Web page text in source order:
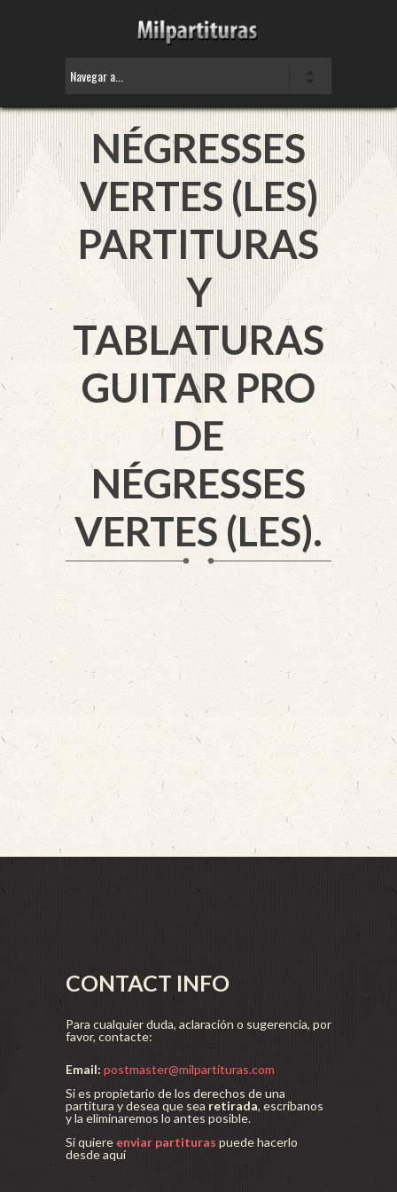
NÉGRESSES
VERTES (LES)
PARTITURAS
Y
TABLATURAS
GUITAR PRO
DE
NÉGRESSES
VERTES (LES).
CONTACT INFO
Para cualquier duda, aclaración o sugerencia, por
favor, contacte:
Email: postmaster@milpartituras.com
Si es propietario de los derechos de una
partitura y desea que sea retirada, escríbanos
y la eliminaremos lo antes posible.
Si quiere enviar partituras puede hacerlo
desde aquí